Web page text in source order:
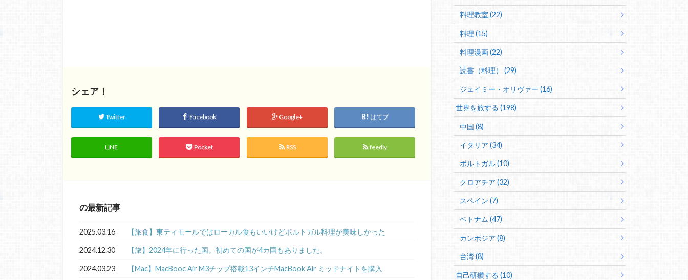
シェア！
Twitter Facebook Google+ はてブ
LINE Pocket RSS feedly
の最新記事
2025.03.16 【旅食】東ティモールではローカル食もいいけどポルトガル料理が美味しかった
2024.12.30 【旅】2024年に行った国。初めての国が4カ国もありました。
2024.03.23 【Mac】MacBooc Air M3チップ搭載13インチMacBook Air ミッドナイトを購入
料理教室 (22)
料理 (15)
料理漫画 (22)
読書（料理） (29)
ジェイミー・オリヴァー (16)
世界を旅する (198)
中国 (8)
イタリア (34)
ポルトガル (10)
クロアチア (32)
スペイン (7)
ベトナム (47)
カンボジア (8)
台湾 (8)
自己研鑽する (10)